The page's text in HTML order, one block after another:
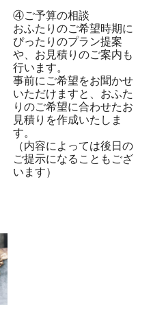
④ご予算の相談
おふたりのご希望時期に
ぴったりのプラン提案
や、お見積りのご案内も
行います。
事前にご希望をお聞かせ
いただけますと、おふた
りのご希望に合わせたお
見積りを作成いたしま
す。
（内容によっては後日の
ご提示になることもござ
います）